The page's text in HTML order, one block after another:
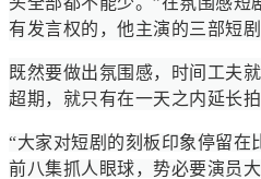
有发言权的，他主演的三部短剧
既然要做出氛围感，时间工夫
超期，就只有在一天之内延长拍
“大家对短剧的刻板印象停留在
前八集抓人眼球，势必要演员